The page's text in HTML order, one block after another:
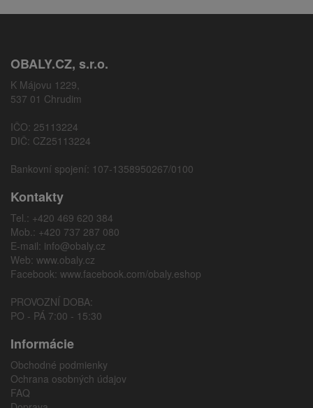
OBALY.CZ, s.r.o.
K Májovu 1229,
537 01 Chrudim
IČO: 25113224
DIČ: CZ25113224
Bankovní spojení: 107-1358950267/0100
Kontakty
Tel.: +420 469 620 384
Mob.: +420 737 287 080
E-mail: info@obaly.cz
Web: www.obaly.cz
Facebook: www.facebook.com/obaly.eshop
PROVOZNÍ DOBA:
PO - PÁ 7:00 - 15:30
Informácie
Obchodné podmienky
Ochrana osobných údajov
FAQ